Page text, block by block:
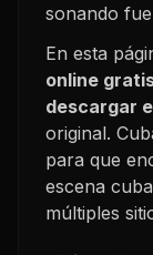
sonando
En esta
online
descargar
original.
para que
escena
múltiples